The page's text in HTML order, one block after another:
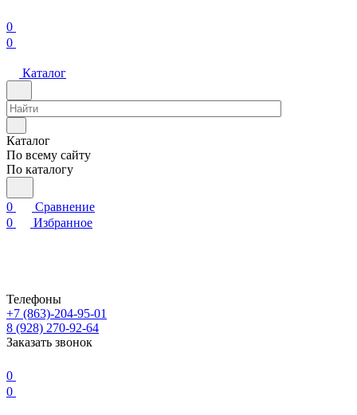
0
0
Каталог
Каталог
По всему сайту
По каталогу
0
Сравнение
0
Избранное
Телефоны
+7 (863)-204-95-01
8 (928) 270-92-64
Заказать звонок
0
0